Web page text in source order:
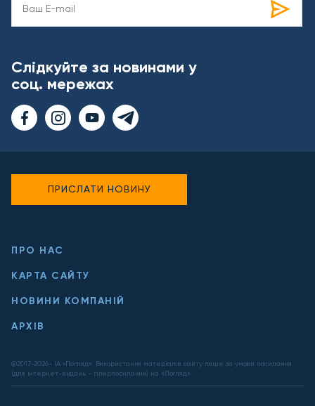
Слідкуйте за новинами у
соц. мережах
ПРО НАС
КАРТА САЙТУ
НОВИНИ КОМПАНІЙ
АРХІВ
@2017-2026- ІА «Погляд». Використання матеріалів сайту лише за умови посилання
(для інтернет-видань - гіперпосилання) на «Погляд».
ПРИСЛАТИ НОВИНУ